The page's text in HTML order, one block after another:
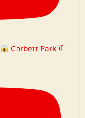
Corbett Park में